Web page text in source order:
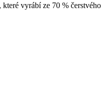
vyrábí ze 70 %